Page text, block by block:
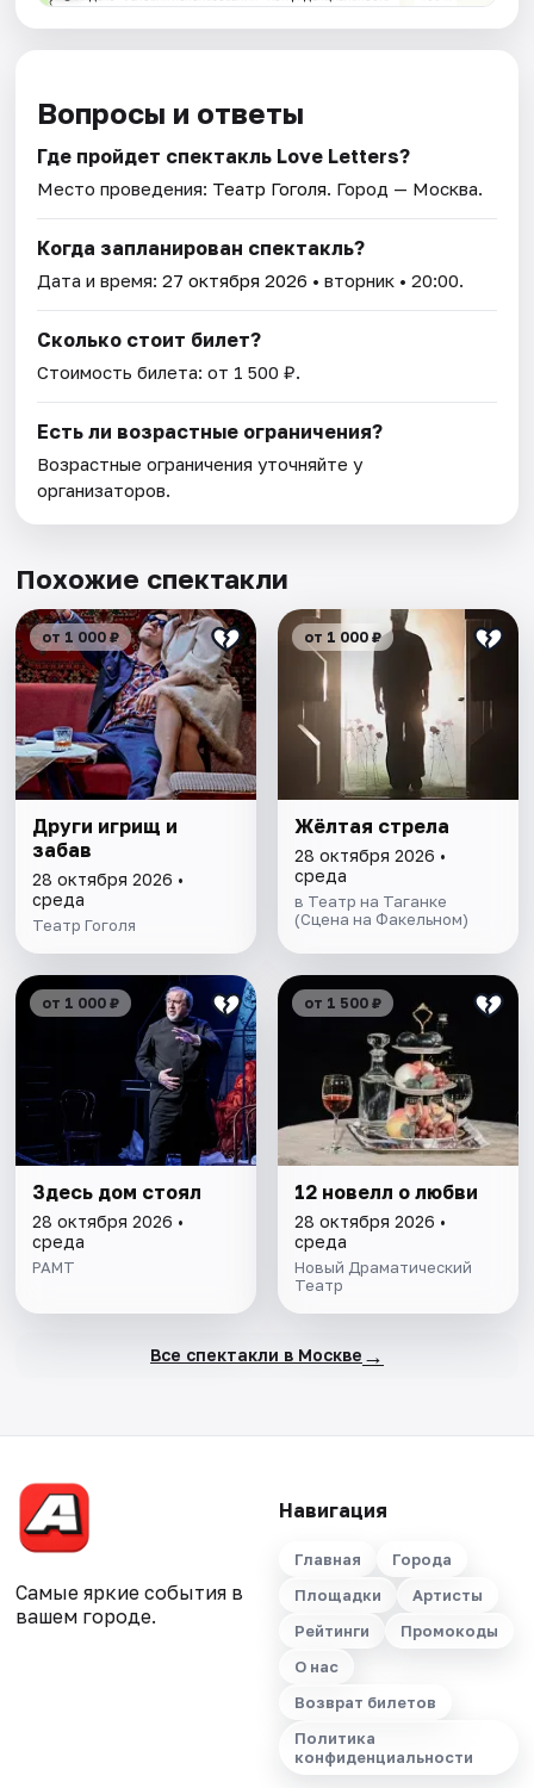
Вопросы и ответы
Где пройдет спектакль Love Letters?
Место проведения: Театр Гоголя. Город — Москва.
Когда запланирован спектакль?
Дата и время:27 октября 2026 • вторник • 20:00.
Сколько стоит билет?
Стоимость билета: от 1 500 ₽.
Есть ли возрастные ограничения?
Возрастные ограничения уточняйте у
организаторов.
Похожие спектакли
от 1 000 ₽
Други игрищ и
забав
28 октября 2026 •
среда
Театр Гоголя
от 1 000 ₽
Жёлтая стрела
28 октября 2026 •
среда
в Театр на Таганке
(Сцена на Факельном)
от 1 000 ₽
Здесь дом стоял
28 октября 2026 •
среда
РАМТ
от 1 500 ₽
12 новелл о любви
28 октября 2026 •
среда
Новый Драматический
Театр
Все спектакли в Москве →
Самые яркие события в
вашем городе.
Навигация
Главная
Города
Площадки
Артисты
Рейтинги
Промокоды
О нас
Возврат билетов
Политика
конфиденциальности